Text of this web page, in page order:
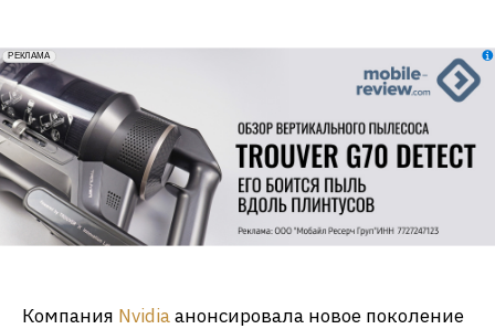
erid: 2VfnxxmNzs5
РЕКЛАМА
Компания Nvidiaанонсировала новое поколение